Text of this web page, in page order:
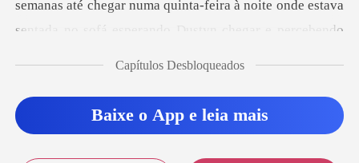
semanas até chegar numa quinta-feira à noite onde estava
sent
Capítulos Desbloqueados
Baixe o App e leia mais